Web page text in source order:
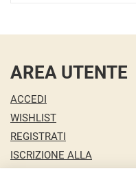
AREA UTENTE
ACCEDI
WISHLIST
REGISTRATI
ISCRIZIONE ALLA